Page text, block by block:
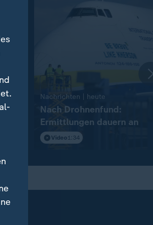
Nachrichten | heute
Nach Drohnenfund:
Ermittlungen dauern an
Video 1:34